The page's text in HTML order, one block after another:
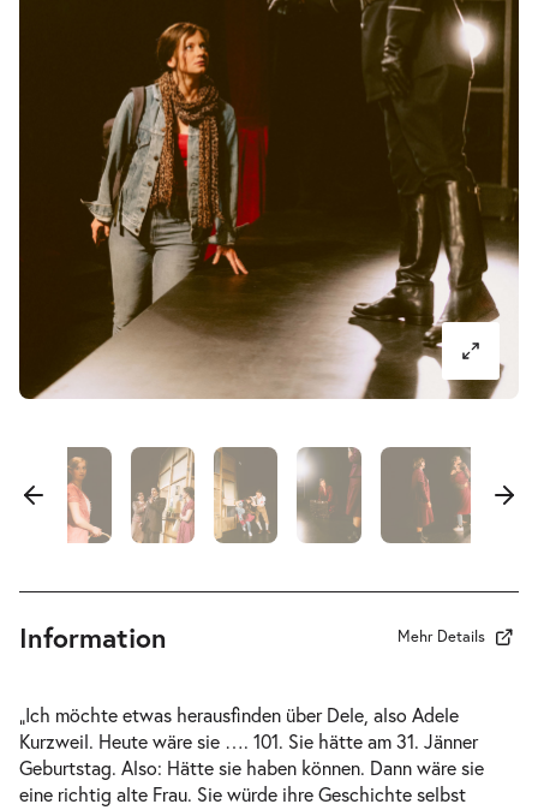
Der Koffer der Adele Kurzweil -
Do.
26.11.2026
Do. 26.11.2026
10:30–12:10 Uhr
Der Koffer der Adele Kurzweil-
Mi.
31.03.2027
Mi. 31.03.2027
Tickets
Mi.
31.03.2027
17:00–18:40 Uhr
Ausverkauft
Der Koffer der Adele Kurzweil-
Information Mehr Details
„Ich möchte etwas herausfinden über Dele, also Adele
Kurzweil. Heute wäre sie …. 101. Sie hätte am 31. Jänner
Geburtstag. Also: Hätte sie haben können. Dann wäre sie
eine richtig alte Frau. Sie würde ihre Geschichte selbst